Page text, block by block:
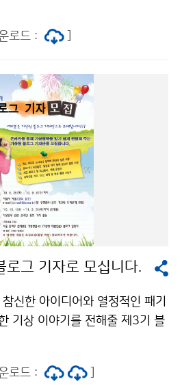
처표시-상업적이용금지 조건
다. ▲ 소형 태풍인데 왜 바람도
. 또한 우리나라가 태풍 진행방향
의 오른쪽 반원(즉 ‘위험반원’)은
과 태풍 중심으로 불어드는 바람
는 특성이 있다. 따라서, 태풍의
람이 강하고 피해가 크다. ▲ 태
기록은?최대순간풍속(단위: m/
령(고성) 35.4, 홍도(52.4), 옹도
대부도(38.7), 김포공항(35.
. ▲ 향후 우리나라에 영향을 줄
하는 해역에서 해수면 온도가 높
풍 활동이 활발한 상태로, 우리
리가 놓이면서 태풍의 발생이 일
에 영향을 미칠 것으로 예상된다.
로드 :
로그 기자로 모십니다.
신한 아이디어와 열정적인 패기
기상 이야기를 전해줄 제3기 블
개인 블로그, 카페 등 운영 경험
로드 :